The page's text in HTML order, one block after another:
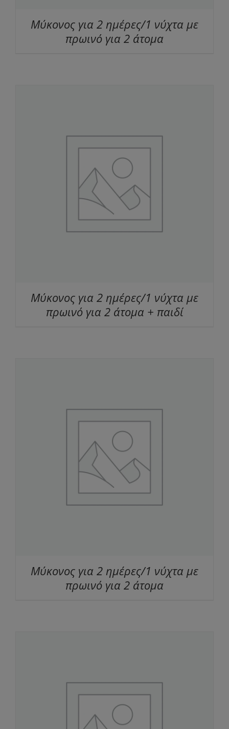
Μύκονος για 2 ημέρες/1 νύχτα με
πρωινό για 2 άτομα
Μύκονος για 2 ημέρες/1 νύχτα με
πρωινό για 2 άτομα + παιδί
Μύκονος για 2 ημέρες/1 νύχτα με
πρωινό για 2 άτομα